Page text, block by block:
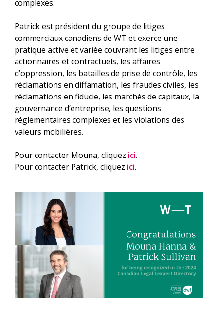
complexes.
Patrick est président du groupe de litiges
commerciaux canadiens de WT et exerce une
pratique active et variée couvrant les litiges entre
actionnaires et contractuels, les affaires
d’oppression, les batailles de prise de contrôle, les
réclamations en diffamation, les fraudes civiles, les
réclamations en fiducie, les marchés de capitaux, la
gouvernance d’entreprise, les questions
réglementaires complexes et les violations des
valeurs mobilières.
Pour contacter Mouna, cliquez ici.
Pour contacter Patrick, cliquez ici.